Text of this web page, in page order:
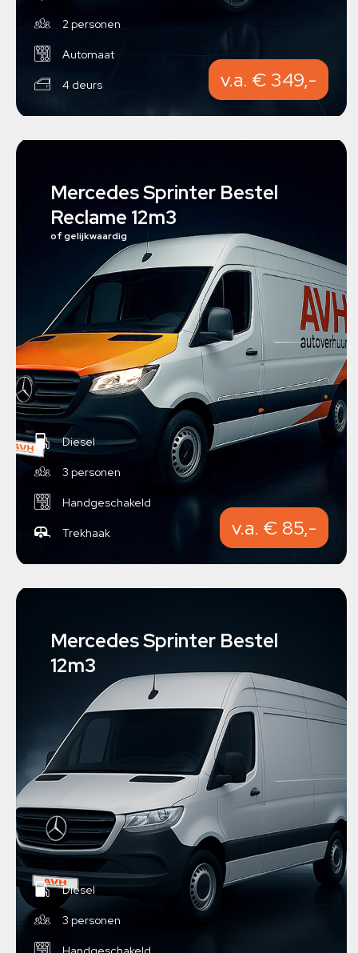
2 personen
Automaat
4 deurs v.a. € 349,-
Mercedes Sprinter Bestel
Reclame 12m3
of gelijkwaardig
Diesel
3 personen
Handgeschakeld
Trekhaak v.a. € 85,-
Mercedes Sprinter Bestel
12m3
Diesel
3 personen